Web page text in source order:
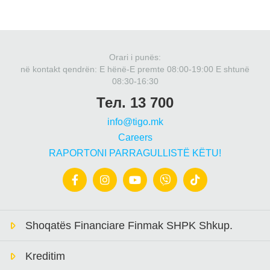
Orari i punës:
në kontakt qendrën: Е hënë-E premte 08:00-19:00 E shtunë
08:30-16:30
Тел. 13 700
info@tigo.mk
Careers
RAPORTONI PARRAGULLISTË KËTU!
Shoqatës Financiare Finmak SHPK Shkup.
Kreditim